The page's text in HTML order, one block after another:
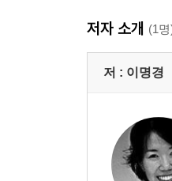
발달 단계별 자
- 영아기
- 유아기
- 청소년기
- 청년기 및 성
- 중년기
저자 소개 (1명
저 : 이명경